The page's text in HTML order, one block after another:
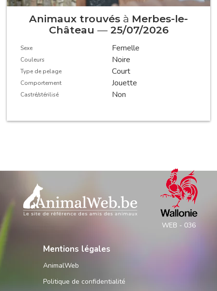
Animaux trouvés à Merbes-le-
Château — 25/07/2026
Sexe Femelle
Couleurs Noire
Type de pelage Court
Comportement Jouette
Castré/stérilisé Non
WEB - 036
Mentions légales
AnimalWeb
Politique de confidentialité